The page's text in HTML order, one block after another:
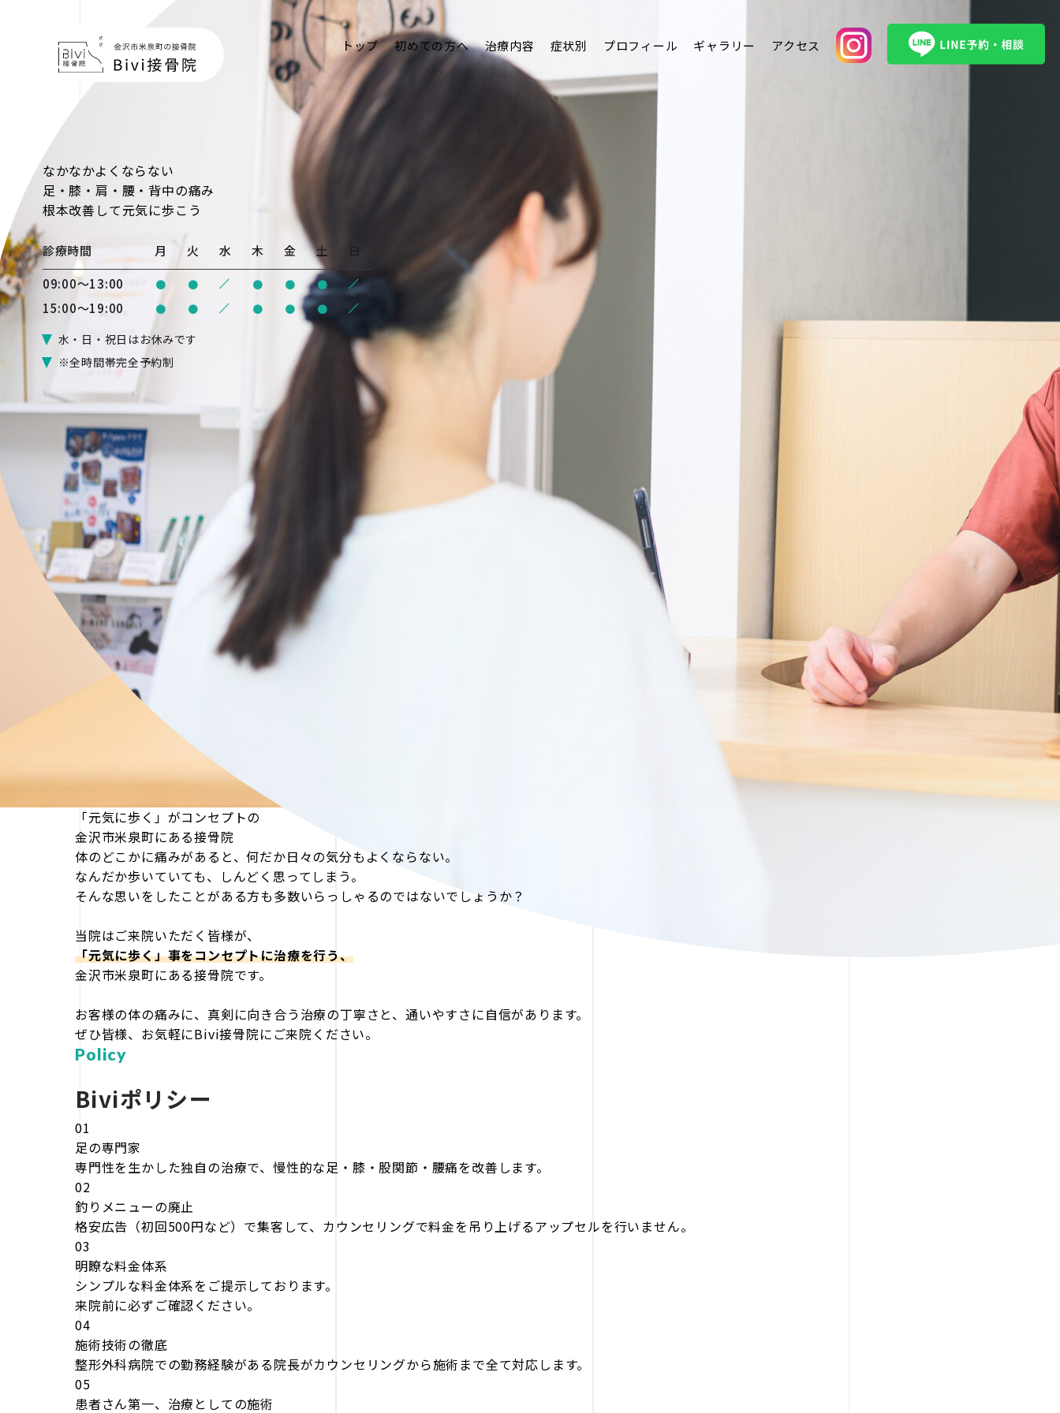
トップ 初めての方へ 治療内容 症状別 プロフィール ギャラリー アクセス
なかなかよくならない
足・膝・肩・腰・背中の痛み
根本改善 して元気に歩こう
診療時間 月 火 水 木 金 土
日
09:00〜13:00
● ● / ● ● ● /
15:00〜19:00 ● ● / ● ● ● /
水・日・祝日はお休みです
※全時間帯完全予約制
「元気に歩く」がコンセプトの
金沢市米泉町にある接骨院
体のどこかに痛みがあると、何だか日々の気分もよくならない。
なんだか歩いていても、しんどく思ってしまう。
そんな思いをしたことがある方も多数いらっしゃるのではないでしょうか？
当院はご来院いただく皆様が、
「元気に歩く」事をコンセプトに治療を行う、
金沢市米泉町にある接骨院です。
お客様の体の痛みに、真剣に向き合う治療の丁寧さと、通いやすさに自信があります。
ぜひ皆様、お気軽にBivi接骨院にご来院ください。
Policy
Biviポリシー
01
足の専門家
専門性を生かした独自の治療で、慢性的な足・膝・股関節・腰痛を改善します。
02
釣りメニューの廃止
格安広告（初回500円など）で集客して、カウンセリングで料金を吊り上げるアップセルを行いません。
03
明瞭な料金体系
シンプルな料金体系をご提示しております。
来院前に必ずご確認ください。
04
施術技術の徹底
整形外科病院での勤務経験がある院長がカウンセリングから施術まで全て対応します。
05
患者さん第一、治療としての施術